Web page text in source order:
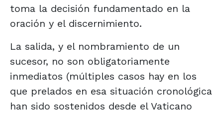
toma la decisión fundamentado en la
oración y el discernimiento.
La salida, y el nombramiento de un
sucesor, no son obligatoriamente
inmediatos (múltiples casos hay en los
que prelados en esa situación cronológica
han sido sostenidos desde el Vaticano